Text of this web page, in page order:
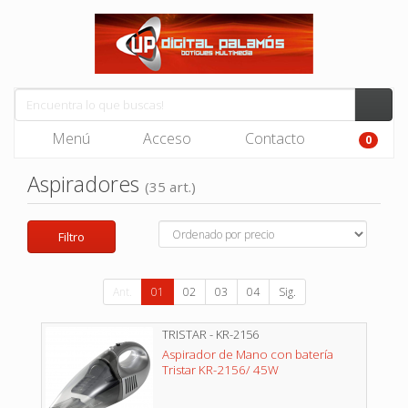
Menú Acceso Contacto 0
Aspiradores (35 art.)
Filtro
Ant. 01 02 03 04 Sig.
TRISTAR - KR-2156
Aspirador de Mano con batería
Tristar KR-2156/ 45W